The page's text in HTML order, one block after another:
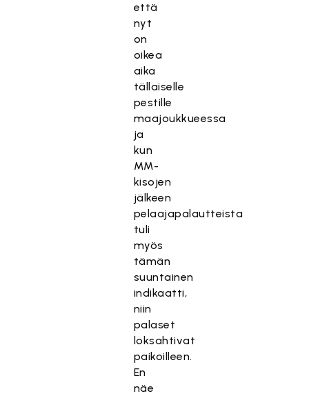
että
nyt
on
oikea
aika
tällaiselle
pestille
maajoukkueessa
ja
kun
MM-
kisojen
jälkeen
pelaajapalautteista
tuli
myös
tämän
suuntainen
indikaatti,
niin
palaset
loksahtivat
paikoilleen.
En
näe